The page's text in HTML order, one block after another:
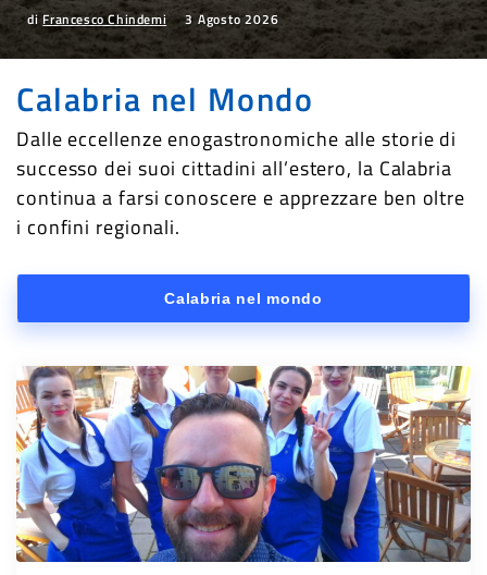
diFrancesco Chindemi 3 Agosto 2026
Calabria nel Mondo
Dalle eccellenze enogastronomiche alle storie di
successo dei suoi cittadini all’estero, la Calabria
continua a farsi conoscere e apprezzare ben oltre
i confini regionali.
Calabria nel mondo